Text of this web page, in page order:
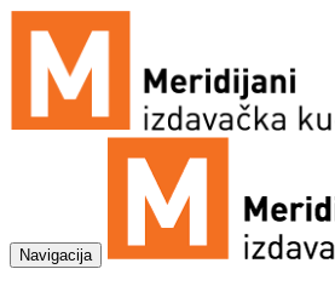
Navigacija